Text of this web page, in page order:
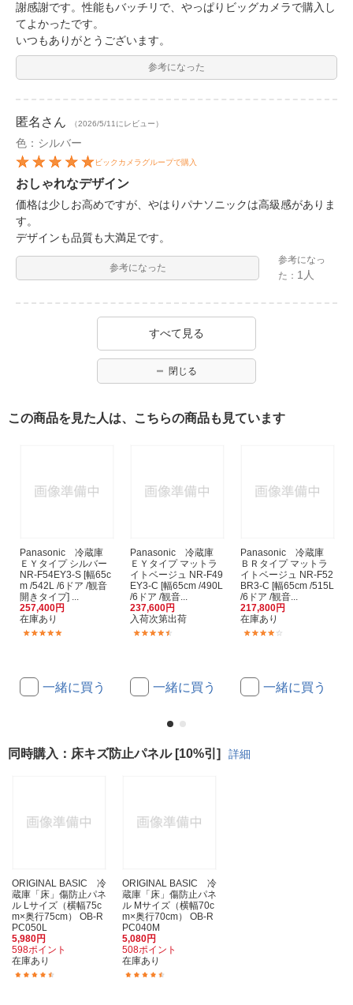
謝感謝です。性能もバッチリで、やっぱりビッグカメラで購入し
てよかったです。
いつもありがとうございます。
参考になった
匿名 さん （2026/5/11にレビュー）
色：シルバー
ビックカメラグループで購入
おしゃれなデザイン
価格は少しお高めですが、やはりパナソニックは高級感がありま
す。
デザインも品質も大満足です。
参考になった
参考になっ
た： 1人
すべて見る
閉じる
この商品を見た人は、こちらの商品も見ています
Panasonic 冷蔵庫
ＥＹタイプ シルバー
NR-F54EY3-S [幅65c
m /542L /6ドア /観音
開きタイプ] ...
257,400円
在庫あり
一緒に買う
Panasonic 冷蔵庫
ＥＹタイプ マットラ
イトベージュ NR-F49
EY3-C [幅65cm /490L
/6ドア /観音...
237,600円
入荷次第出荷
一緒に買う
Panasonic 冷蔵庫
ＢＲタイプ マットラ
イトベージュ NR-F52
BR3-C [幅65cm /515L
/6ドア /観音...
217,800円
在庫あり
一緒に買う
同時購入：床キズ防止パネル [10%引] 詳細
ORIGINAL BASIC 冷
蔵庫「床」傷防止パネ
ル Lサイズ（横幅75c
m×奥行75cm） OB-R
PC050L
5,980円
598ポイント
在庫あり
ORIGINAL BASIC 冷
蔵庫「床」傷防止パネ
ル Mサイズ（横幅70c
m×奥行70cm） OB-R
PC040M
5,080円
508ポイント
在庫あり